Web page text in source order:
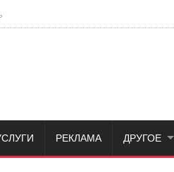
РЕКЛАМА ДРУГОЕ